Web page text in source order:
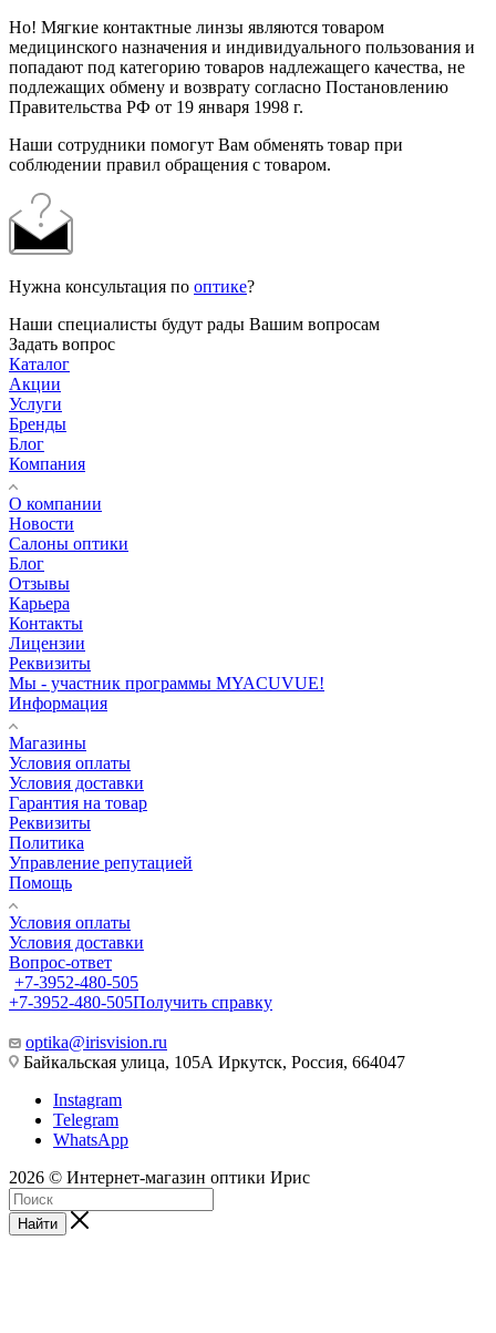
Но! Мягкие контактные линзы являются товаром
медицинского назначения и индивидуального пользования и
попадают под категорию товаров надлежащего качества, не
подлежащих обмену и возврату согласно Постановлению
Правительства РФ от 19 января 1998 г.
Наши сотрудники помогут Вам обменять товар при
соблюдении правил обращения с товаром.
Нужна консультация по оптике?
Наши специалисты будут рады Вашим вопросам
Задать вопрос
Каталог
Акции
Услуги
Бренды
Блог
Компания
О компании
Новости
Салоны оптики
Блог
Отзывы
Карьера
Контакты
Лицензии
Реквизиты
Мы - участник программы MYACUVUE!
Информация
Магазины
Условия оплаты
Условия доставки
Гарантия на товар
Реквизиты
Политика
Управление репутацией
Помощь
Условия оплаты
Условия доставки
Вопрос-ответ
+7-3952-480-505
+7-3952-480-505Получить справку
optika@irisvision.ru
Байкальская улица, 105А Иркутск, Россия, 664047
Instagram
Telegram
WhatsApp
2026 © Интернет-магазин оптики Ирис
Найти